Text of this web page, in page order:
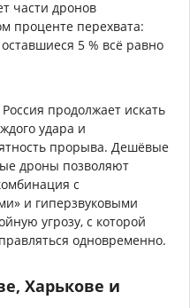
части дронов
проценте перехвата:
5 % всё равно
продолжает искать
удара и
прорыва. Дешёвые
дроны позволяют
с
и гиперзвуковыми
угрозу, с которой
одновременно.
Харькове и